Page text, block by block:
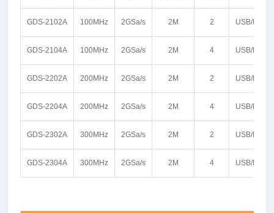
GDS-2102A 100MHz 2GSa/s 2M 2 USB/
GDS-2104A 100MHz 2GSa/s 2M 4 USB/
GDS-2202A 200MHz 2GSa/s 2M 2 USB/
GDS-2204A 200MHz 2GSa/s 2M 4 USB/
GDS-2302A 300MHz 2GSa/s 2M 2 USB/
GDS-2304A 300MHz 2GSa/s 2M 4 USB/